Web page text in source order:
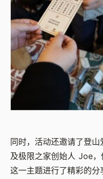
同时，活动还邀请了登
及极限之家创始人 Joe，
这一主题进行了精彩的